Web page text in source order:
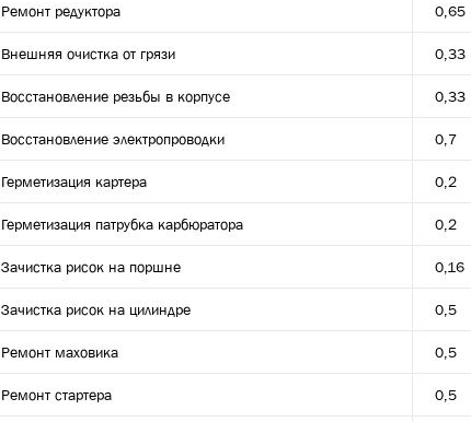
Ремонт редуктора 0,65
Внешняя очистка от грязи 0,33
Восстановление резьбы в корпусе 0,33
Восстановление электропроводки 0,7
Герметизация картера 0,2
Герметизация патрубка карбюратора 0,2
Зачистка рисок на поршне 0,16
Зачистка рисок на цилиндре 0,5
Ремонт маховика 0,5
Ремонт стартера 0,5